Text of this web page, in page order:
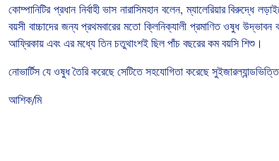
কোম্পানিটির প্রধান নির্বাহী ভাস নারাসিমহান বলেন,ম্যালেরিয়ার বিরুদ্ধে
বয়সী বাচ্চাদের জন্য প্রথমবারের মতো ক্লিনিক্যালী প্রমাণিত ওষুধ উদ্ভাবন
আফ্রিকায় এবং এর মধ্যে তিন চতুথাংশই ছিল পাঁচ বছরের কম বয়সি শিশু।
নোভার্টিস যে ওষুধ তৈরি করেছে সেটিতে সহযোগিতা করেছে
আশিক/মি